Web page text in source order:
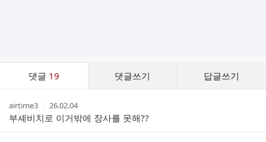
댓글 19 댓글쓰기 답글쓰기
스
작
성
자
airtime3
작
성
시
간
26.02.04
부셰비치로 이거밖에 장사를 못해??